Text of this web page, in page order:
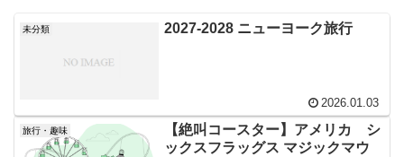
未分類 2027-2028 ニューヨーク旅行
2026.01.03
旅行・趣味
【絶叫コースター】アメリカ シ
ックスフラッグス マジックマウ